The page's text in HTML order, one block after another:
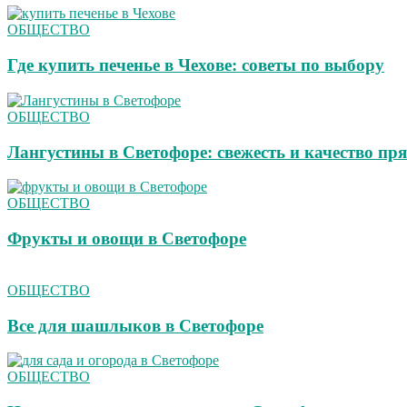
ОБЩЕСТВО
Где купить печенье в Чехове: советы по выбору
ОБЩЕСТВО
Лангустины в Светофоре: свежесть и качество
ОБЩЕСТВО
Фрукты и овощи в Светофоре
ОБЩЕСТВО
Все для шашлыков в Светофоре
ОБЩЕСТВО